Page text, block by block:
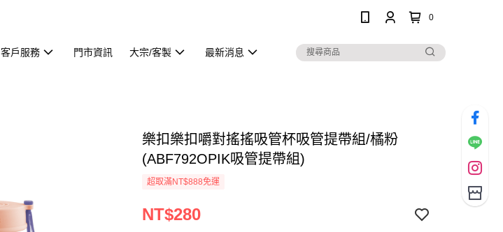
0
客戶服務 門市資訊 大宗/客製 最新消息
樂扣樂扣嚼對搖搖吸管杯吸管提帶組/橘粉
(ABF792OPIK吸管提帶組)
超取滿NT$888免運
NT$280